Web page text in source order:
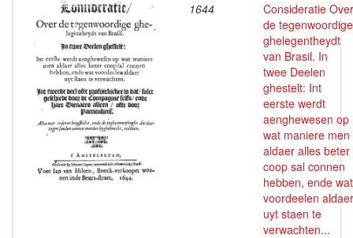
1644
Consideratie Over
de tegenwoordige
ghelegentheydt
van Brasil. In
twee Deelen
ghestelt: Int
eerste werdt
aenghewesen op
wat maniere men
aldaer alles beter
coop sal connen
hebben, ende wat
voordeelen aldaer
uyt staen te
verwachten...